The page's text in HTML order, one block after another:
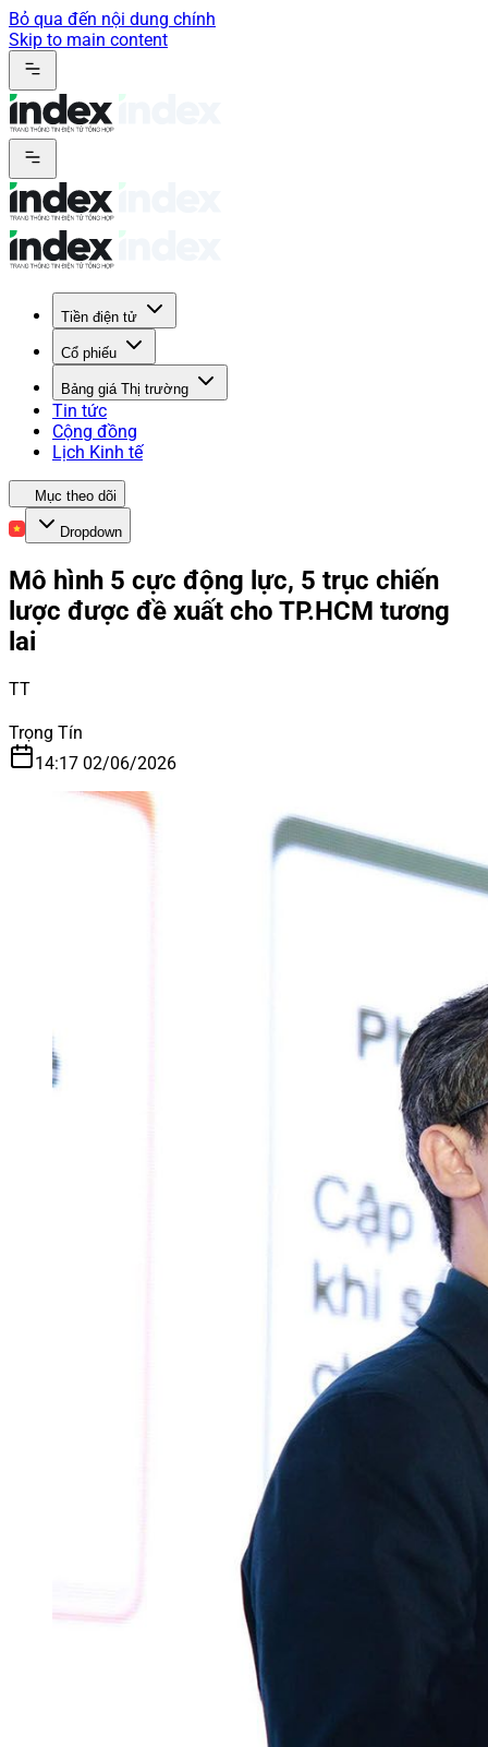
Bỏ qua đến nội dung chính
Skip to main content
Tiền điện tử
Cổ phiếu
Bảng giá Thị trường
Tin tức
Cộng đồng
Lịch Kinh tế
Mục theo dõi
Dropdown
Mô hình 5 cực động lực, 5 trục chiến
lược được đề xuất cho TP.HCM tương
lai
TT
Trọng Tín
14:17 02/06/2026